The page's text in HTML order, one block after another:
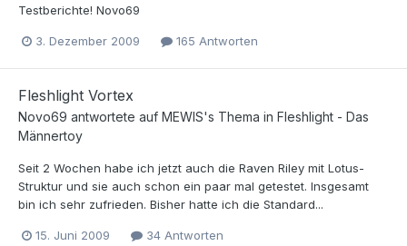
Testberichte! Novo69
3. Dezember 2009 165 Antworten
Fleshlight Vortex
Novo69 antwortete auf MEWIS's Thema in Fleshlight - Das
Männertoy
Seit 2 Wochen habe ich jetzt auch die Raven Riley mit Lotus-
Struktur und sie auch schon ein paar mal getestet. Insgesamt
bin ich sehr zufrieden. Bisher hatte ich die Standard...
15. Juni 2009 34 Antworten